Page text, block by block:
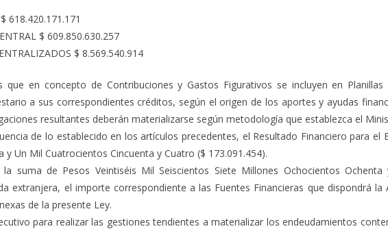
618.420.171.171
$ 609.850.630.257
$ 8.569.540.914
que en concepto de Contribuciones y Gastos Figurativos se incluyen en
a sus correspondientes créditos, según el origen de los aportes y ayudas
resultantes deberán materializarse según metodología que establezca el
de lo establecido en los artículos precedentes, el Resultado Financiero para
y Un Mil Cuatrocientos Cincuenta y Cuatro ($ 173.091.454).
la suma de Pesos Veintiséis Mil Seiscientos Siete Millones Ochocientos
extranjera, el importe correspondiente a las Fuentes Financieras que dispondrá
de la presente Ley.
para realizar las gestiones tendientes a materializar los endeudamientos